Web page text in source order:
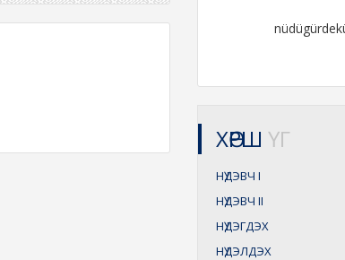
ХӨРШ ҮГ
НҮДЭВЧ I
НҮДЭВЧ II
НҮДЭГДЭХ
НҮДЭЛДЭХ